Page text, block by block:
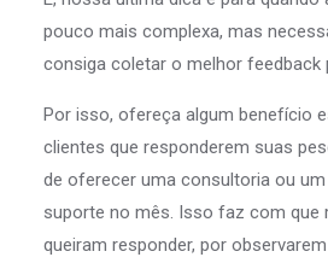
pouco mais complexa, mas
consiga coletar o melhor feedback
Por isso, ofereça algum benefício
clientes que responderem suas
de oferecer uma consultoria ou
suporte no mês. Isso faz com que
queiram responder, por